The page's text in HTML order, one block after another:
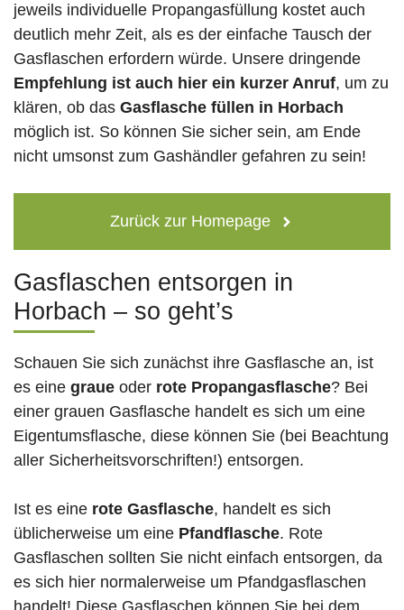
jeweils individuelle Propangasfüllung kostet auch
deutlich mehr Zeit, als es der einfache Tausch der
Gasflaschen erfordern würde. Unsere dringende
Empfehlung ist auch hier ein kurzer Anruf, um zu
klären, ob das Gasflasche füllen in Horbach
möglich ist. So können Sie sicher sein, am Ende
nicht umsonst zum Gashändler gefahren zu sein!
Zurück zur Homepage
Gasflaschen entsorgen in
Horbach – so geht’s
Schauen Sie sich zunächst ihre Gasflasche an, ist
es eine graue oder rote Propangasflasche? Bei
einer grauen Gasflasche handelt es sich um eine
Eigentumsflasche, diese können Sie (bei Beachtung
aller Sicherheitsvorschriften!) entsorgen.
Ist es eine rote Gasflasche, handelt es sich
üblicherweise um eine Pfandflasche. Rote
Gasflaschen sollten Sie nicht einfach entsorgen, da
es sich hier normalerweise um Pfandgasflaschen